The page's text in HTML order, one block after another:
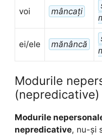
voi mâncați
ei/ele mănâncă
Modurile
(nepredicative)
Modurile
nepredicative, nu-și